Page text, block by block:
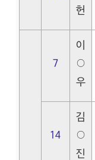
헌
7
이
○
우
14
김
○
진